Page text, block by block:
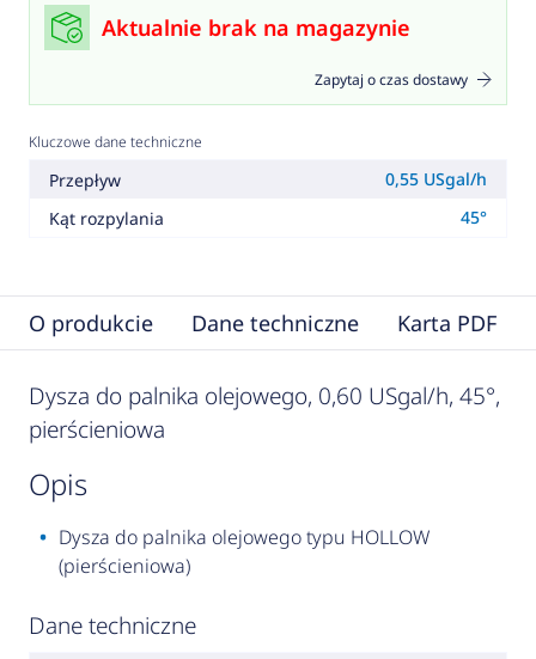
Aktualnie brak na magazynie
Zapytaj o czas dostawy
Kluczowe dane techniczne
Przepływ
0,55 USgal/h
Kąt rozpylania
45°
O produkcie Dane techniczne Karta PDF
Dysza do palnika olejowego, 0,60 USgal/h, 45°,
pierścieniowa
opis
Dysza do palnika olejowego typu HOLLOW
(pierścieniowa)
Dane techniczne